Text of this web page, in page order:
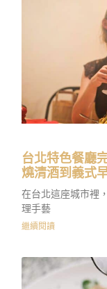
台北特色餐廳
燒清酒到義式
在台北這座城市裡
理手藝
繼續閱讀